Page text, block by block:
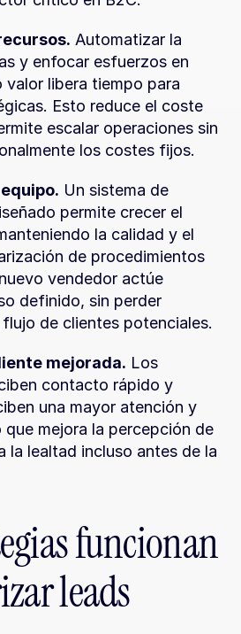
Automatizar la
y enfocar esfuerzos en
libera tiempo para
Esto reduce el coste
escalar operaciones sin
los costes fijos.
Un sistema de
permite crecer el
la calidad y el
de procedimientos
vendedor actúe
definido, sin perder
de clientes potenciales.
mejorada. Los
contacto rápido y
una mayor atención y
mejora la percepción de
la lealtad incluso antes de la
funcionan
leads